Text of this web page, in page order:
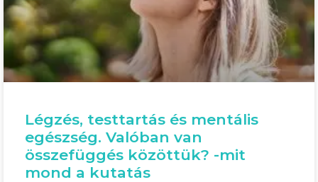
Légzés, testtartás és mentális
egészség. Valóban van
összefüggés közöttük? -mit
mond a kutatás